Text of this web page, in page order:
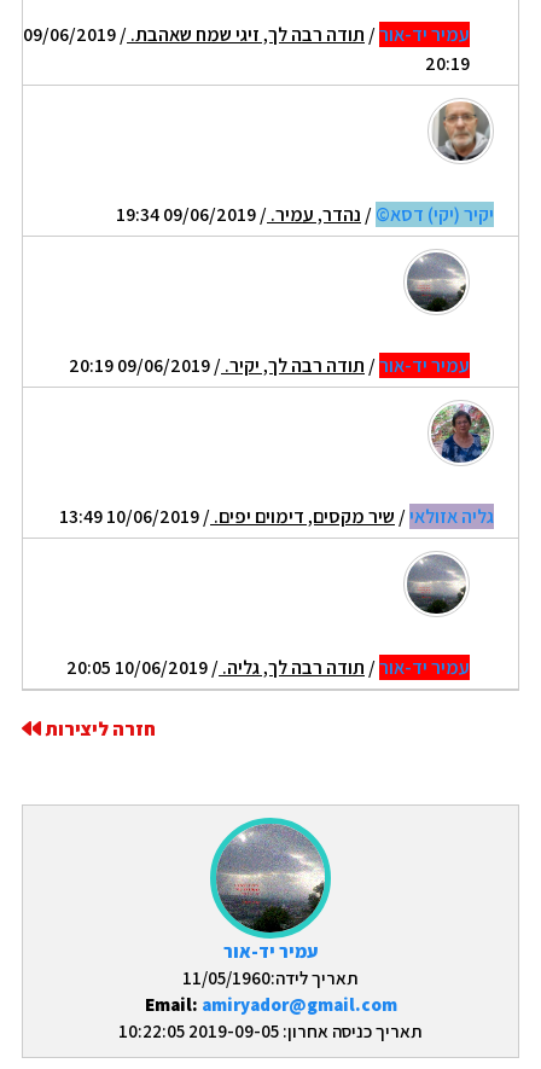
עמיר יד-אור
תאריך לידה:11/05/1960
Email: amiryador@gmail.com
תאריך כניסה אחרון: 2019-09-05 10:22:05
עמיר יד-אור/ תודה רבה לך, זיגי שמח שאהבת.
/ 09/06/2019
20:19
יקיר (יקי) דסא©/ נהדר, עמיר./ 09/06/2019 19:34
עמיר יד-אור/ תודה רבה לך, יקיר./ 09/06/2019 20:19
גליה אזולאי/ שיר מקסים, דימוים יפים./ 10/06/2019 13:49
עמיר יד-אור/ תודה רבה לך, גליה./ 10/06/2019 20:05
חזרה ליצירות